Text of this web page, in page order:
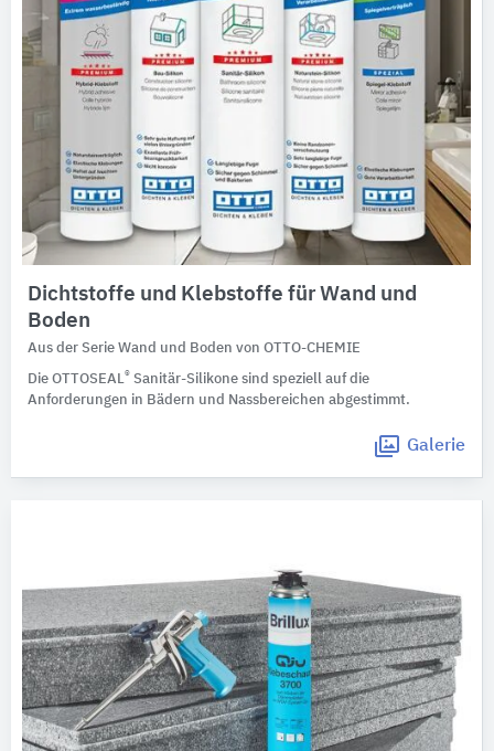
Dichtstoffe und Klebstoffe für Wand und
Boden
Aus der Serie Wand und Boden von OTTO-CHEMIE
Die OTTOSEAL® Sanitär-Silikone sind speziell auf die
Anforderungen in Bädern und Nassbereichen abgestimmt.
Galerie